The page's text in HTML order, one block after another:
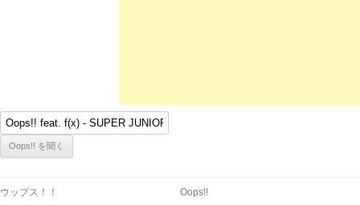
ウップス！！
Oops!!